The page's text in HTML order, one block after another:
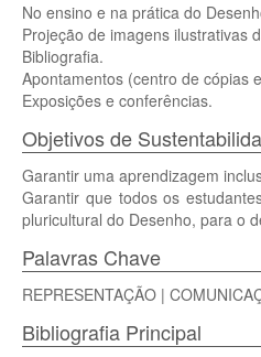
No ensino e na prática do
Projeção de imagens ilustrativas
Bibliografia.
Apontamentos (centro de cópias
Exposições e conferências.
Objetivos de
Garantir uma aprendizagem
Garantir que todos os
pluricultural do Desenho, para o
Palavras Chave
REPRESENTAÇÃO |
Bibliografia Principal